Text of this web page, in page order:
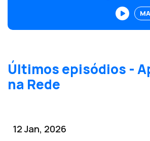
Últimos episódios -
na Rede
12 Jan, 2026